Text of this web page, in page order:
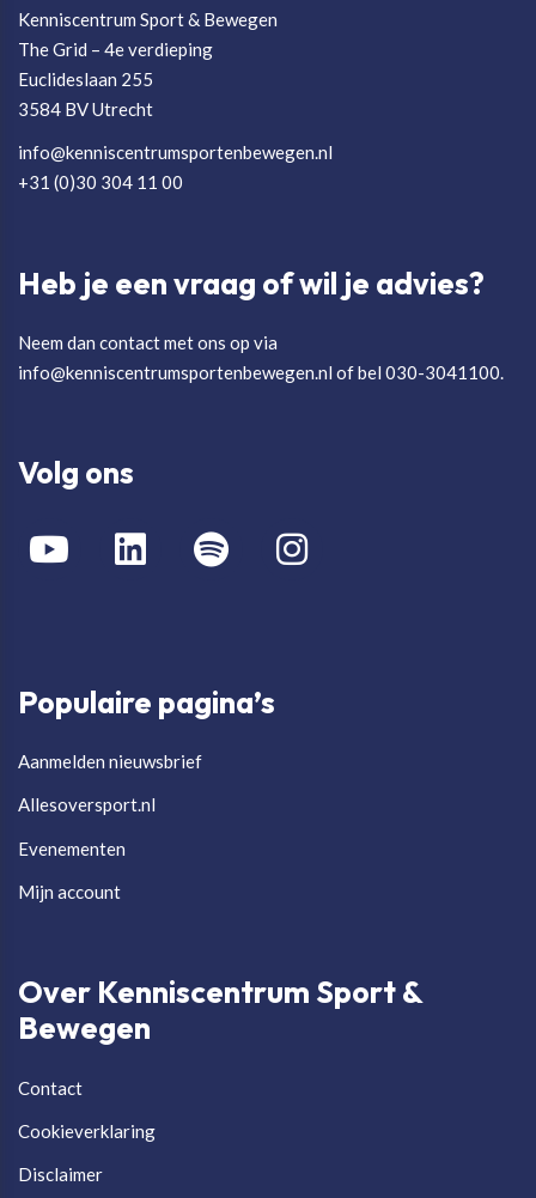
Kenniscentrum Sport & Bewegen
The Grid – 4e verdieping
Euclideslaan 255
3584 BV Utrecht
info@kenniscentrumsportenbewegen.nl
+31 (0)30 304 11 00
Heb je een vraag of wil je advies?
Neem dan contact met ons op via
info@kenniscentrumsportenbewegen.nl of bel 030-3041100.
Volg ons
Populaire pagina’s
Aanmelden nieuwsbrief
Allesoversport.nl
Evenementen
Mijn account
Over Kenniscentrum Sport &
Bewegen
Contact
Cookieverklaring
Disclaimer